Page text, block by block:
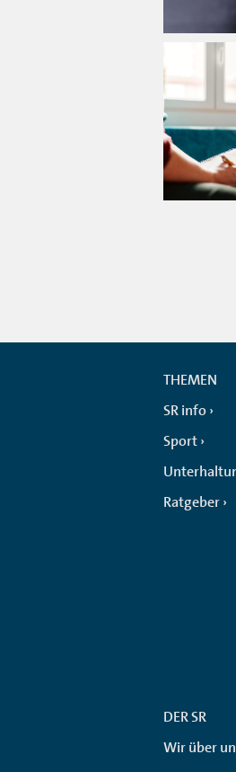
THEMEN
SR info
Sport
Ratgeber
DER SR
Wir über